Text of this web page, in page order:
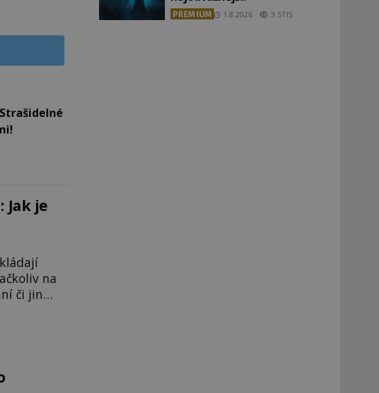
Jak je
na
či jiné
bývají
PREMIUM 1.8.2026 3.5TIS